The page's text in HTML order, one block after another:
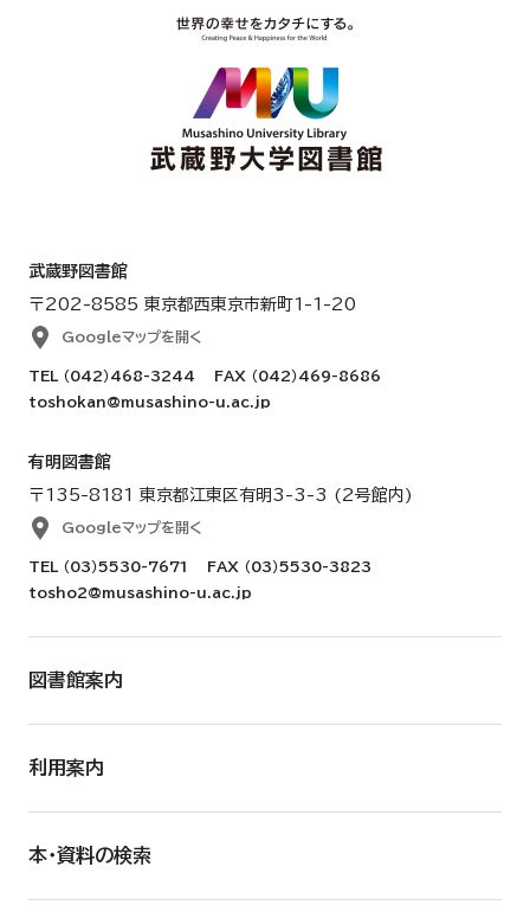
武蔵野図書館
〒202-8585 東京都西東京市新町1-1-20
Googleマップを開く
TEL （042）468-3244
FAX （042）469-8686
toshokan@musashino-u.ac.jp
有明図書館
〒135-8181 東京都江東区有明3-3-3 (2号館内)
Googleマップを開く
TEL （03）5530-7671
FAX （03）5530-3823
tosho2@musashino-u.ac.jp
図書館案内
利用案内
本・資料の検索